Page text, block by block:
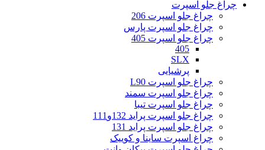
چراغ جلو اسپرت
چراغ جلو اسپرت 206
چراغ جلو اسپرت پارس
چراغ جلو اسپرت 405
405
SLX
پرشیایی
چراغ جلو اسپرت L90
چراغ جلو اسپرت سمند
چراغ جلو اسپرت تیبا
چراغ جلو اسپرت پراید 132و111
چراغ جلو اسپرت پراید 131
چراغ اسپرت ساینا و کوییک